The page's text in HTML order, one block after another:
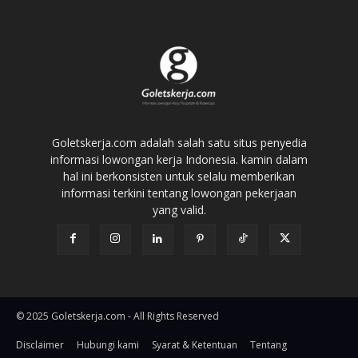
Goletskerja.com adalah salah satu situs penyedia
informasi lowongan kerja Indonesia. kamin dalam
hal ini berkonsisten untuk selalu memberikan
informasi terkini tentang lowongan pekerjaan
yang valid.
© 2025 Goletskerja.com - All Rights Reserved
Disclaimer Hubungi kami Syarat & Ketentuan Tentang